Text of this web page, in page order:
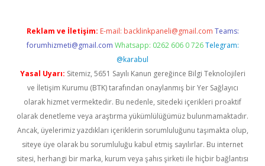
Reklam ve İletişim: E-mail: backlinkpaneli@gmail.com Teams:
forumhizmeti@gmail.com Whatsapp: 0262 606 0 726 Telegram:
@karabul
Yasal Uyarı: Sitemiz, 5651 Sayılı Kanun gereğince Bilgi Teknolojileri
ve İletişim Kurumu (BTK) tarafından onaylanmış bir Yer Sağlayıcı
olarak hizmet vermektedir. Bu nedenle, sitedeki içerikleri proaktif
olarak denetleme veya araştırma yükümlülüğümüz bulunmamaktadır.
Ancak, üyelerimiz yazdıkları içeriklerin sorumluluğunu taşımakta olup,
siteye üye olarak bu sorumluluğu kabul etmiş sayılırlar. Bu internet
sitesi, herhangi bir marka, kurum veya şahıs şirketi ile hiçbir bağlantısı